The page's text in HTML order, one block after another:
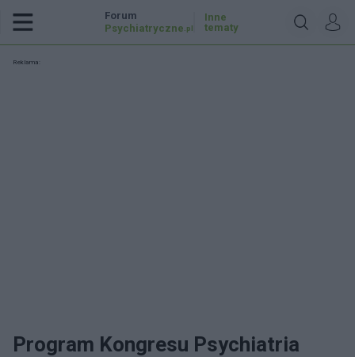
Forum
Psychiatryczne .pl
Inne
tematy
Reklama:
Program Kongresu Psychiatria